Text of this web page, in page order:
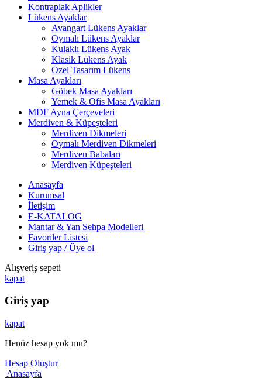
Kontraplak Aplikler
Lükens Ayaklar
Avangart Lükens Ayaklar
Oymalı Lükens Ayaklar
Kulaklı Lükens Ayak
Klasik Lükens Ayak
Özel Tasarım Lükens
Masa Ayakları
Göbek Masa Ayakları
Yemek & Ofis Masa Ayakları
MDF Ayna Çerçeveleri
Merdiven & Küpeşteleri
Merdiven Dikmeleri
Oymalı Merdiven Dikmeleri
Merdiven Babaları
Merdiven Küpeşteleri
Anasayfa
Kurumsal
İletişim
E-KATALOG
Mantar & Yan Sehpa Modelleri
Favoriler Listesi
Giriş yap / Üye ol
Alışveriş sepeti
kapat
Giriş yap
kapat
Henüz hesap yok mu?
Hesap Oluştur
Anasayfa